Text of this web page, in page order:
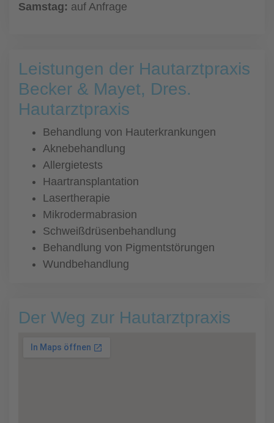
Samstag: auf Anfrage
Leistungen der Hautarztpraxis
Becker & Mayet, Dres.
Hautarztpraxis
Behandlung von Hauterkrankungen
Aknebehandlung
Allergietests
Haartransplantation
Lasertherapie
Mikrodermabrasion
Schweißdrüsenbehandlung
Behandlung von Pigmentstörungen
Wundbehandlung
Der Weg zur Hautarztpraxis